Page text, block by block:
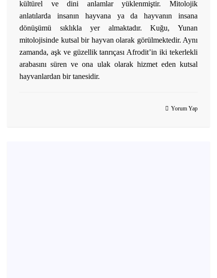
kültürel ve dini anlamlar yüklenmiştir. Mitolojik
anlatılarda insanın hayvana ya da hayvanın insana
dönüşümü sıklıkla yer almaktadır. Kuğu, Yunan
mitolojisinde kutsal bir hayvan olarak görülmektedir. Aynı
zamanda, aşk ve güzellik tanrıçası Afrodit’in iki tekerlekli
arabasını süren ve ona ulak olarak hizmet eden kutsal
hayvanlardan bir tanesidir.
Yorum Yap